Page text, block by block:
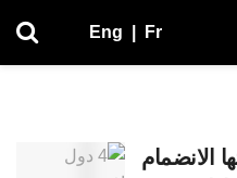
Eng Fr
الانضمام